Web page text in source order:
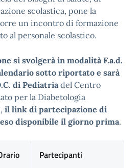
scolastica, pone la
un incontro di formazione
al personale scolastico.
si svolgerà in modalità F.a.d.
sotto riportato e sarà
di Pediatriadel Centro
per la Diabetologia
il link di partecipazione di
disponibile il giorno prima.
Partecipanti